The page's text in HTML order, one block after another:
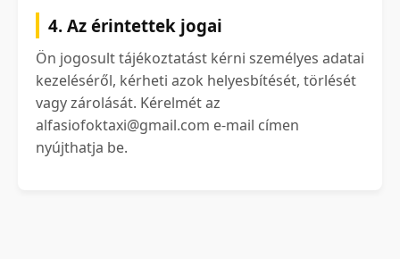
4. Az érintettek jogai
Ön jogosult tájékoztatást kérni személyes adatai
kezeléséről, kérheti azok helyesbítését, törlését
vagy zárolását. Kérelmét az
alfasiofoktaxi@gmail.com e-mail címen
nyújthatja be.